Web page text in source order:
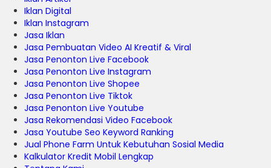
Iklan Digital
Iklan Instagram
Jasa Iklan
Jasa Pembuatan Video AI Kreatif & Viral
Jasa Penonton Live Facebook
Jasa Penonton Live Instagram
Jasa Penonton Live Shopee
Jasa Penonton Live Tiktok
Jasa Penonton Live Youtube
Jasa Rekomendasi Video Facebook
Jasa Youtube Seo Keyword Ranking
Jual Phone Farm Untuk Kebutuhan Sosial Media
Kalkulator Kredit Mobil Lengkap